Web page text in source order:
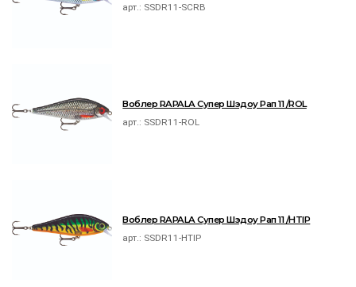
арт.: SSDR11-SCRB
Воблер RAPALA Супер Шэдоу Рап 11 /ROL
арт.: SSDR11-ROL
Воблер RAPALA Супер Шэдоу Рап 11 /HTIP
арт.: SSDR11-HTIP